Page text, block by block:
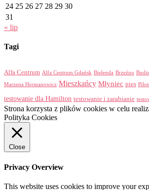
24 25 26 27 28 29 30
31
« lip
Tagi
Alfa Centrum Alfa Centrum Gdańsk Bielenda Brzeźno
Marzena Hermanowicz Mieszkańcy Młyniec pies
testowanie dla Hamilton testowanie i zarabianie
Strona korzysta z plików cookies w celu
Polityka Cookies
Close
Privacy Overview
This website uses cookies to improve your